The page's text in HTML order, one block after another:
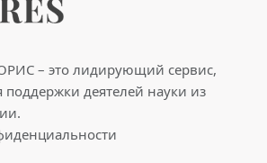
– это лидирующий сервис,
деятелей науки из